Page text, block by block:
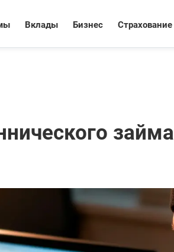
Вклады Бизнес Страхование
займа